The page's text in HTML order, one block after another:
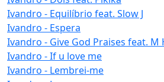
Ivandro - Equilíbrio feat. Slow J
Ivandro - Espera
Ivandro - Give God Praises feat. M
Ivandro - If u love me
Ivandro - Lembrei-me